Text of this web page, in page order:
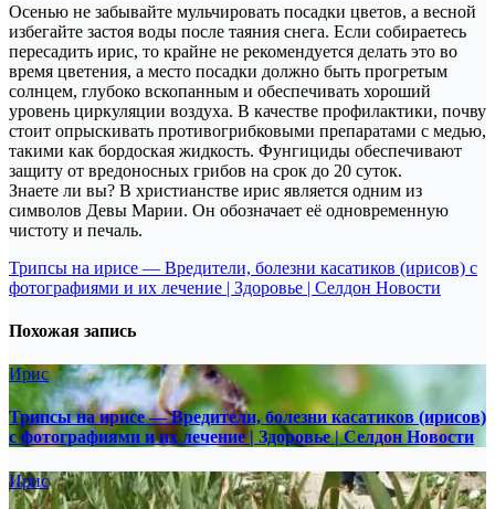
Осенью не забывайте мульчировать посадки цветов, а весной
избегайте застоя воды после таяния снега. Если собираетесь
пересадить ирис, то крайне не рекомендуется делать это во
время цветения, а место посадки должно быть прогретым
солнцем, глубоко вскопанным и обеспечивать хороший
уровень циркуляции воздуха. В качестве профилактики, почву
стоит опрыскивать противогрибковыми препаратами с медью,
такими как бордоская жидкость. Фунгициды обеспечивают
защиту от вредоносных грибов на срок до 20 суток.
Знаете ли вы? В христианстве ирис является одним из
символов Девы Марии. Он обозначает её одновременную
чистоту и печаль.
Навигация
по
записям
Трипсы на ирисе — Вредители, болезни касатиков (ирисов) с
фотографиями и их лечение | Здоровье | Селдон Новости
Похожая запись
Ирис
Трипсы на ирисе — Вредители, болезни касатиков (ирисов)
с фотографиями и их лечение | Здоровье | Селдон Новости
Ирис